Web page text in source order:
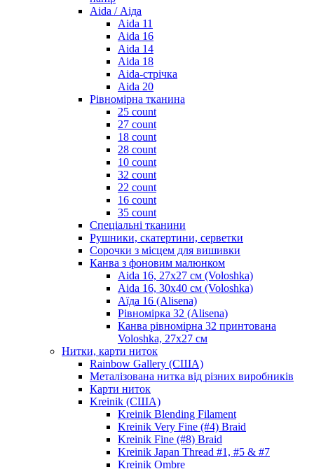
Aida / Аіда
Aida 11
Aida 16
Aida 14
Aida 18
Aida-стрічка
Aida 20
Рівномірна тканина
25 count
27 count
18 count
28 count
10 count
32 count
22 count
16 count
35 count
Спеціальні тканини
Рушники, скатертини, серветки
Сорочки з місцем для вишивки
Канва з фоновим малюнком
Aida 16, 27х27 см (Voloshka)
Aida 16, 30х40 см (Voloshka)
Аїда 16 (Alisena)
Рівномірка 32 (Alisena)
Канва рівномірна 32 принтована
Voloshka, 27х27 см
Нитки, карти ниток
Rainbow Gallery (США)
Металізована нитка від різних виробників
Карти ниток
Kreinik (США)
Kreinik Blending Filament
Kreinik Very Fine (#4) Braid
Kreinik Fine (#8) Braid
Kreinik Japan Thread #1, #5 & #7
Kreinik Ombre